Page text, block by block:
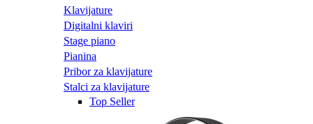
Klavijature
Digitalni klaviri
Stage piano
Pianina
Pribor za klavijature
Stalci za klavijature
Top Seller